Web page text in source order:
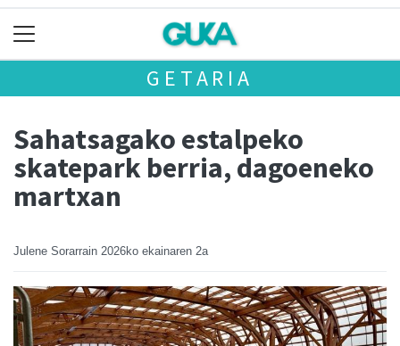
GETARIA
Sahatsagako estalpeko
skatepark berria, dagoeneko
martxan
Julene Sorarrain 2026ko ekainaren 2a